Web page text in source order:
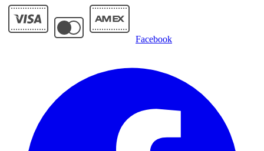
Facebook